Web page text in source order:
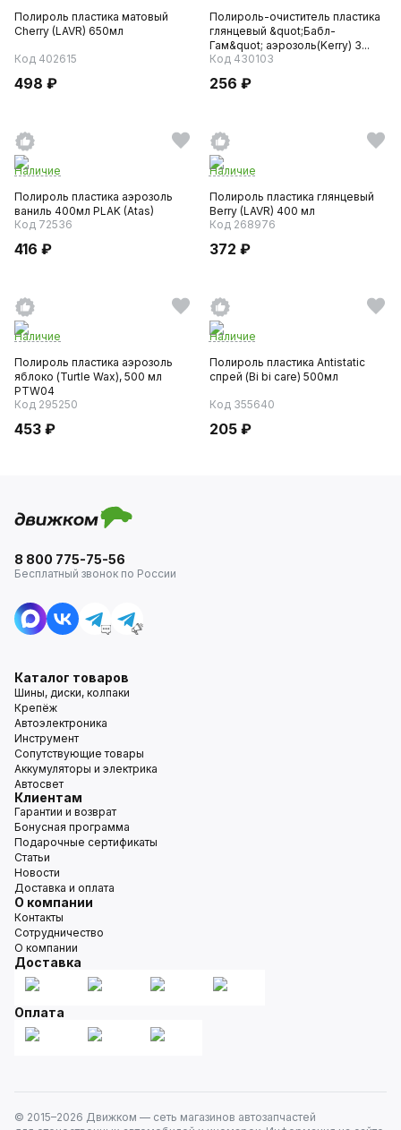
Полироль пластика матовый
Cherry (LAVR) 650мл
Код 402615
498 ₽
Полироль-очиститель пластика
глянцевый &quot;Бабл-
Гам&quot; аэрозоль(Kerry) 3...
Код 430103
256 ₽
Наличие
Полироль пластика аэрозоль
ваниль 400мл PLAK (Atas)
Код 72536
416 ₽
Наличие
Полироль пластика глянцевый
Berry (LAVR) 400 мл
Код 268976
372 ₽
Наличие
Полироль пластика аэрозоль
яблоко (Turtle Wax), 500 мл
PTW04
Код 295250
453 ₽
Наличие
Полироль пластика Antistatic
спрей (Bi bi care) 500мл
Код 355640
205 ₽
8 800 775-75-56
Бесплатный звонок по России
Каталог товаров
Шины, диски, колпаки
Крепёж
Автоэлектроника
Инструмент
Сопутствующие товары
Аккумуляторы и электрика
Автосвет
Клиентам
Гарантии и возврат
Бонусная программа
Подарочные сертификаты
Статьи
Новости
Доставка и оплата
О компании
Контакты
Сотрудничество
О компании
Доставка
Оплата
© 2015–2026 Движком — сеть магазинов автозапчастей